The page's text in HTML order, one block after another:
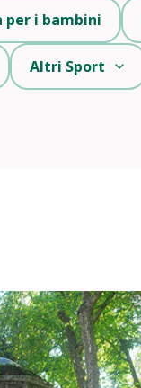
per i bambini
Altri Sport